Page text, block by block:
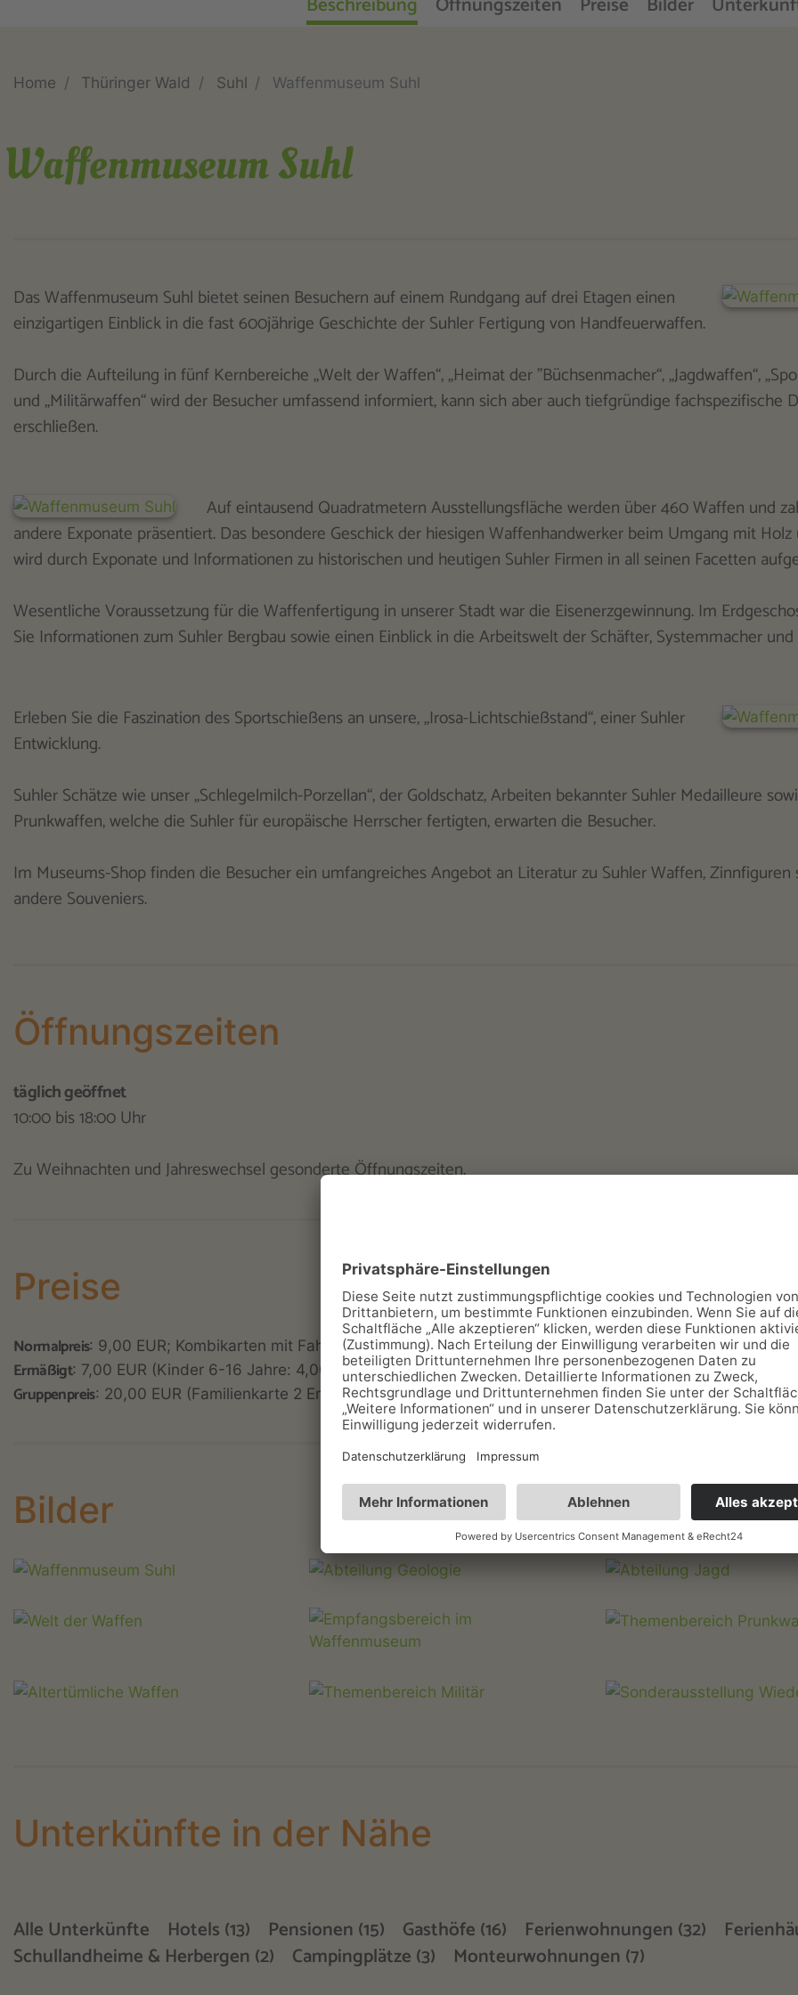
Home Thüringer Wald Suhl Waffenmuseum Suhl
Waffenmuseum Suhl
Das Waffenmuseum Suhl bietet seinen Besuchern auf einem Rundgang auf drei Etagen einen
einzigartigen Einblick in die fast 600jährige Geschichte der Suhler Fertigung von Handfeuerwaffen.
Durch die Aufteilung in fünf Kernbereiche „Welt der Waffen“, „Heimat der "Büchsenmacher“, „Jagdwaffen“,
und „Militärwaffen“ wird der Besucher umfassend informiert, kann sich aber auch tiefgründige fachspezifische
erschließen.
Auf eintausend Quadratmetern Ausstellungsfläche werden über 460 Waffen und
andere Exponate präsentiert. Das besondere Geschick der hiesigen Waffenhandwerker beim Umgang mit
wird durch Exponate und Informationen zu historischen und heutigen Suhler Firmen in all seinen Facetten
Wesentliche Voraussetzung für die Waffenfertigung in unserer Stadt war die Eisenerzgewinnung. Im
Sie Informationen zum Suhler Bergbau sowie einen Einblick in die Arbeitswelt der Schäfter, Systemmacher und
Erleben Sie die Faszination des Sportschießens an unsere, „Irosa-Lichtschießstand“, einer Suhler
Entwicklung.
Suhler Schätze wie unser „Schlegelmilch-Porzellan“, der Goldschatz, Arbeiten bekannter Suhler Medailleure
Prunkwaffen, welche die Suhler für europäische Herrscher fertigten, erwarten die Besucher.
Im Museums-Shop finden die Besucher ein umfangreiches Angebot an Literatur zu Suhler Waffen, Zinnfiguren
andere Souveniers.
Öffnungszeiten
täglich geöffnet
10:00 bis 18:00 Uhr
Zu Weihnachten und Jahreswechsel gesonderte Öffnungszeiten.
Preise
Normalpreis: 9,00 EUR; Kombikarten mit Fahrzeugmuseum: 16,00 EUR
Ermäßigt: 7,00 EUR (Kinder 6-16 Jahre: 4,00 EUR); Kombikarten mit Fahrzeugmuseum: 13,00 EUR
Gruppenpreis: 20,00 EUR (Familienkarte 2 Erw. + 2 Kinder)
Bilder
Unterkünfte in der Nähe
Alle Unterkünfte Hotels (13) Pensionen (15) Gasthöfe (16) Ferienwohnungen (32)
Schullandheime & Herbergen (2)
Campingplätze (3) Monteurwohnungen (7)